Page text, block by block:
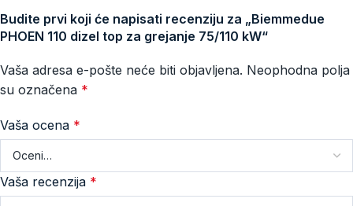
Budite prvi koji će napisati recenziju za „Biemmedue
PHOEN 110 dizel top za grejanje 75/110 kW“
Vaša adresa e-pošte neće biti objavljena. Neophodna polja
su označena *
Vaša ocena *
Vaša recenzija *